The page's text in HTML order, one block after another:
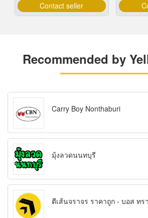
Contact seller
Recommended by
Carry Boy Nonthaburi
มุ้งลวดนนทบุรี
ตีเส้นจราจร ราคาถูก - บอส ท